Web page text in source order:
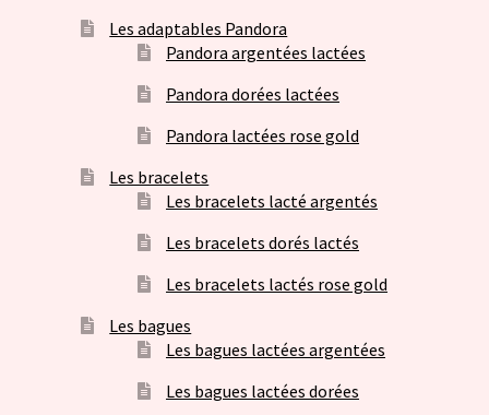
Les adaptables Pandora
Pandora argentées lactées
Pandora dorées lactées
Pandora lactées rose gold
Les bracelets
Les bracelets lacté argentés
Les bracelets dorés lactés
Les bracelets lactés rose gold
Les bagues
Les bagues lactées argentées
Les bagues lactées dorées